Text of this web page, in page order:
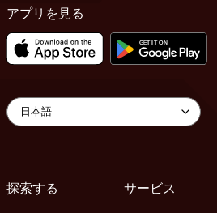
アプリを見る
探索する
サービス